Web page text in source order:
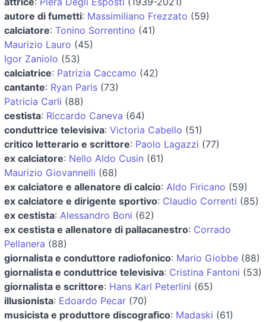
autore di fumetti: Massimiliano Frezzato (59)
calciatore: Tonino Sorrentino (41)
Maurizio Lauro (45)
Igor Zaniolo (53)
calciatrice: Patrizia Caccamo (42)
cantante: Ryan Paris (73)
Patricia Carli (88)
cestista: Riccardo Caneva (64)
conduttrice televisiva: Victoria Cabello (51)
critico letterario e scrittore: Paolo Lagazzi (77)
ex calciatore: Nello Aldo Cusin (61)
Maurizio Giovannelli (68)
ex calciatore e allenatore di calcio: Aldo Firicano (59)
ex calciatore e dirigente sportivo: Claudio Correnti (85)
ex cestista: Alessandro Boni (62)
ex cestista e allenatore di pallacanestro: Corrado
Pellanera (88)
giornalista e conduttore radiofonico: Mario Giobbe (88)
giornalista e conduttrice televisiva: Cristina Fantoni (53)
giornalista e scrittore: Hans Karl Peterlini (65)
illusionista: Edoardo Pecar (70)
musicista e produttore discografico: Madaski (61)